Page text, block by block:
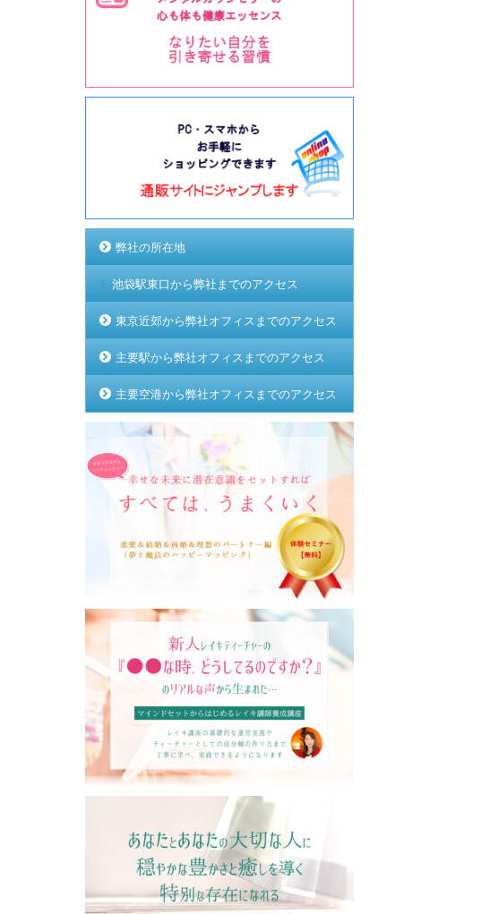
弊社の所在地
池袋駅東口から弊社までのアクセス
東京近郊から弊社オフィスまでのアクセス
主要駅から弊社オフィスまでのアクセス
主要空港から弊社オフィスまでのアクセス